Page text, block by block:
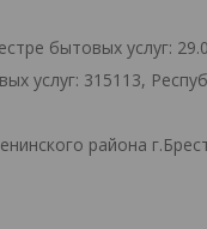
бытовых услуг:
услуг: 315113,
района